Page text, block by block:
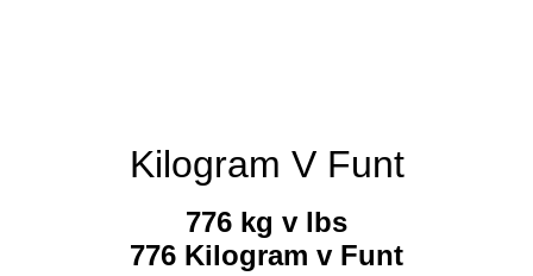
Kilogram V Funt
776 kg v lbs
776 Kilogram v Funt